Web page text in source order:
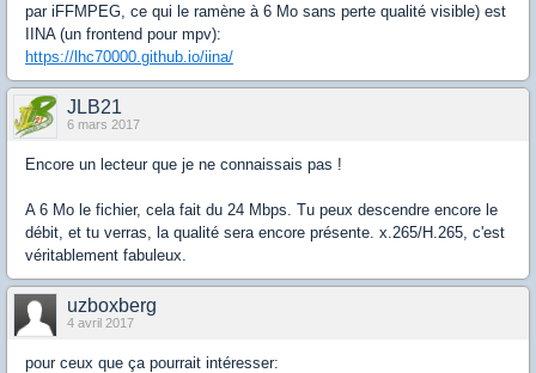
par iFFMPEG, ce qui le ramène à 6 Mo sans perte qualité visible) est
IINA (un frontend pour mpv):
https://lhc70000.github.io/iina/
JLB21
6 mars 2017
Encore un lecteur que je ne connaissais pas !
A 6 Mo le fichier, cela fait du 24 Mbps. Tu peux descendre encore le
débit, et tu verras, la qualité sera encore présente. x.265/H.265, c'est
véritablement fabuleux.
uzboxberg
4 avril 2017
pour ceux que ça pourrait intéresser: